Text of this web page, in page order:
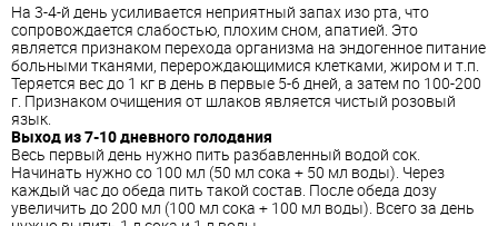
На 3-4-й день усиливается неприятный запах изо рта, что
сопровождается слабостью, плохим сном, апатией. Это
является признаком перехода организма на эндогенное питание
больными тканями, перерождающимися клетками, жиром и т.п.
Теряется вес до 1 кг в день в первые 5-6 дней, а затем по 100-200
г. Признаком очищения от шлаков является чистый розовый
язык.
Выход из 7-10 дневного голодания
Весь первый день нужно пить разбавленный водой сок.
Начинать нужно со 100 мл (50 мл сока + 50 мл воды). Через
каждый час до обеда пить такой состав. После обеда дозу
увеличить до 200 мл (100 мл сока + 100 мл воды). Всего за день